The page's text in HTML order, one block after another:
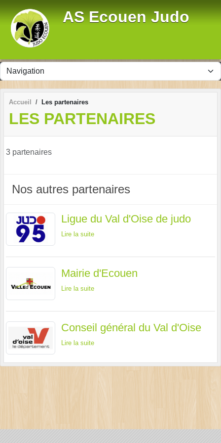
AS Ecouen Judo
Accueil Les partenaires
LES PARTENAIRES
3 partenaires
Nos autres partenaires
Ligue du Val d'Oise de judo
Lire la suite
Mairie d'Ecouen
Lire la suite
Conseil général du Val d'Oise
Lire la suite